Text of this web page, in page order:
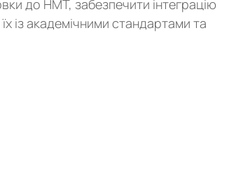
до НМТ, забезпечити інтеграцію
із академічними стандартами та